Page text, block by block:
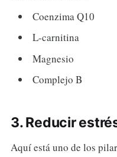
Coenzima Q10
L-carnitina
Magnesio
Complejo B
3. Reducir
Aquí está uno de los